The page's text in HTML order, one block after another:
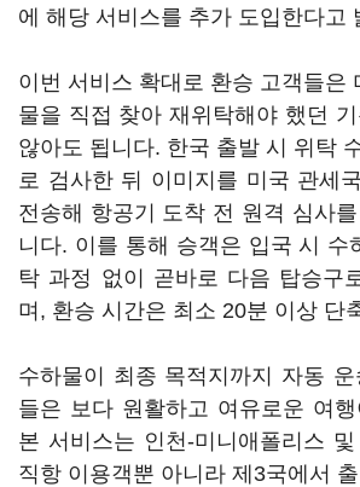
에 해당 서비스를 추가 도입한다고
이번 서비스 확대로 환승 고객들은
물을 직접 찾아 재위탁해야 했던
않아도 됩니다. 한국 출발 시 위탁
로 검사한 뒤 이미지를 미국 관세
전송해 항공기 도착 전 원격 심사
니다. 이를 통해 승객은 입국 시 수
탁 과정 없이 곧바로 다음 탑승구
며, 환승 시간은 최소 20분 이상 단
수하물이 최종 목적지까지 자동
들은 보다 원활하고 여유로운 여
본 서비스는 인천-미니애폴리스
직항 이용객뿐 아니라 제3국에서